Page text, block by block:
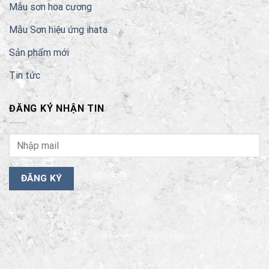
Mẫu sơn hoa cương
Mẫu Sơn hiệu ứng ihata
Sản phẩm mới
Tin tức
ĐĂNG KÝ NHẬN TIN